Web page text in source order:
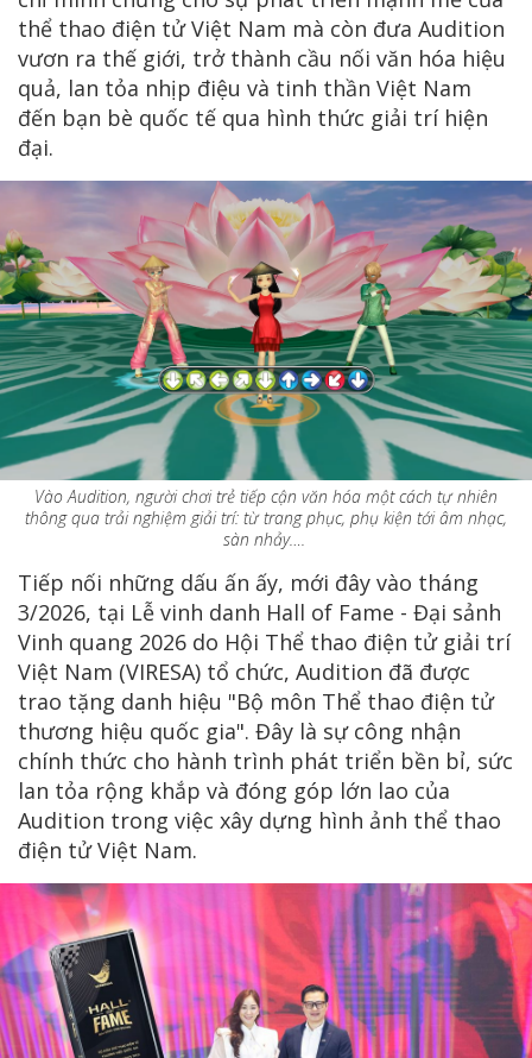
thể thao điện tử Việt Nam mà còn đưa Audition
vươn ra thế giới, trở thành cầu nối văn hóa hiệu
quả, lan tỏa nhịp điệu và tinh thần Việt Nam
đến bạn bè quốc tế qua hình thức giải trí hiện
đại.
Vào Audition, người chơi trẻ tiếp cận văn hóa một cách tự nhiên
thông qua trải nghiệm giải trí: từ trang phục, phụ kiện tới âm nhạc,
sàn nhảy….
Tiếp nối những dấu ấn ấy, mới đây vào tháng
3/2026, tại Lễ vinh danh Hall of Fame - Đại sảnh
Vinh quang 2026 do Hội Thể thao điện tử giải trí
Việt Nam (VIRESA) tổ chức, Audition đã được
trao tặng danh hiệu "Bộ môn Thể thao điện tử
thương hiệu quốc gia". Đây là sự công nhận
chính thức cho hành trình phát triển bền bỉ, sức
lan tỏa rộng khắp và đóng góp lớn lao của
Audition trong việc xây dựng hình ảnh thể thao
điện tử Việt Nam.